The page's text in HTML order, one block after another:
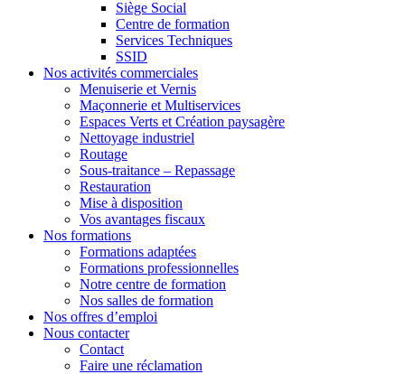
Siège Social
Centre de formation
Services Techniques
SSID
Nos activités commerciales
Menuiserie et Vernis
Maçonnerie et Multiservices
Espaces Verts et Création paysagère
Nettoyage industriel
Routage
Sous-traitance – Repassage
Restauration
Mise à disposition
Vos avantages fiscaux
Nos formations
Formations adaptées
Formations professionnelles
Notre centre de formation
Nos salles de formation
Nos offres d’emploi
Nous contacter
Contact
Faire une réclamation